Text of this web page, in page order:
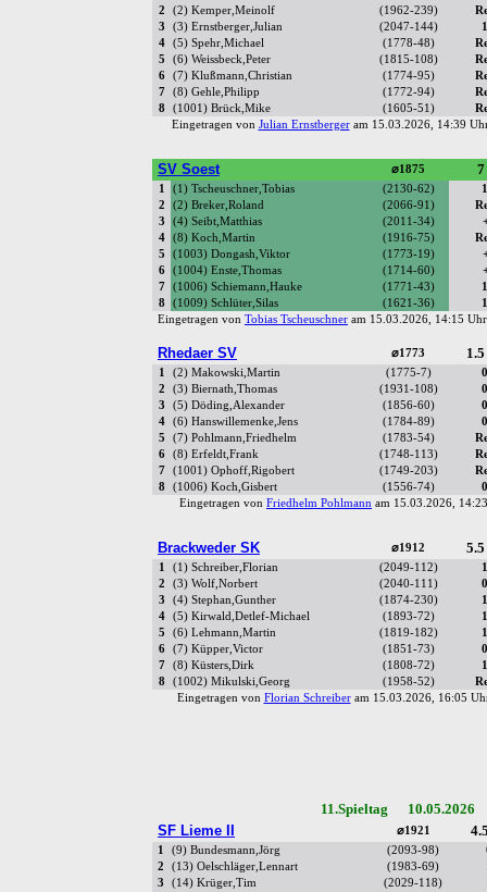
2
(2) Kemper,Meinolf (1962-239)
3
(3) Ernstberger,Julian (2047-144)
4
(5) Spehr,Michael (1778-48)
5
(6) Weissbeck,Peter (1815-108)
6
(7) Klußmann,Christian (1774-95)
7
(8) Gehle,Philipp (1772-94)
8
(1001) Brück,Mike (1605-51)
Eingetragen von Julian Ernstbergeram 15.03.2026, 14:39
SV Soest ⌀1875
1 (1) Tscheuschner,Tobias (2130-62)
2
(2) Breker,Roland (2066-91)
3
(4) Seibt,Matthias (2011-34)
4
(8) Koch,Martin (1916-75)
5
(1003) Dongash,Viktor (1773-19)
6
(1004) Enste,Thomas (1714-60)
7
(1006) Schiemann,Hauke (1771-43)
8
(1009) Schlüter,Silas (1621-36)
Eingetragen von Tobias Tscheuschner am 15.03.2026, 14:15
Rhedaer SV ⌀1773
1 (2) Makowski,Martin (1775-7)
2
(3) Biernath,Thomas (1931-108)
3
(5) Döding,Alexander (1856-60)
4
(6) Hanswillemenke,Jens (1784-89)
5
(7) Pohlmann,Friedhelm (1783-54)
6
(8) Erfeldt,Frank (1748-113)
7
(1001) Ophoff,Rigobert (1749-203)
8
(1006) Koch,Gisbert (1556-74)
Eingetragen von Friedhelm Pohlmann am 15.03.2026,
Brackweder SK ⌀1912
1 (1) Schreiber,Florian (2049-112)
2
(3) Wolf,Norbert (2040-111)
3
(4) Stephan,Gunther (1874-230)
4
(5) Kirwald,Detlef-Michael (1893-72)
5
(6) Lehmann,Martin (1819-182)
6
(7) Küpper,Victor (1851-73)
7
(8) Küsters,Dirk (1808-72)
8
(1002) Mikulski,Georg (1958-52)
Eingetragen von Florian Schreiberam 15.03.2026, 16:05
11.Spieltag
SF Lieme II
⌀1921
1 (9) Bundesmann,Jörg (2093-98)
2
(13) Oelschläger,Lennart (1983-69)
3
(14) Krüger,Tim (2029-118)